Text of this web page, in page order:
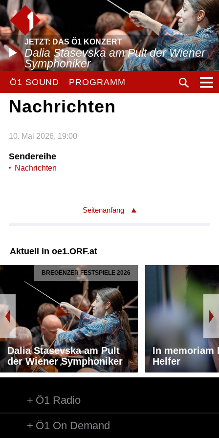
JETZT: DAS Ö1 KONZERT
Dalia Stasevska am Pult der Wiener
Symphoniker
Ö1 SOUND PROGRAMM
Nachrichten
10. Mai 2026, 19:00
Sendereihe
Nachrichten
Seitenanfang
Aktuell in oe1.ORF.at
BREGENZER FESTSPIELE 2026
Dalia Stasevska am Pult
der Wiener Symphoniker
In memoriam
Helfer
Ö1 Radio
Ö1 On Demand